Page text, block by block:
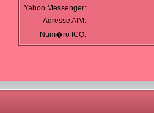
Yahoo Messenger:
Adresse AIM:
Num�ro ICQ: